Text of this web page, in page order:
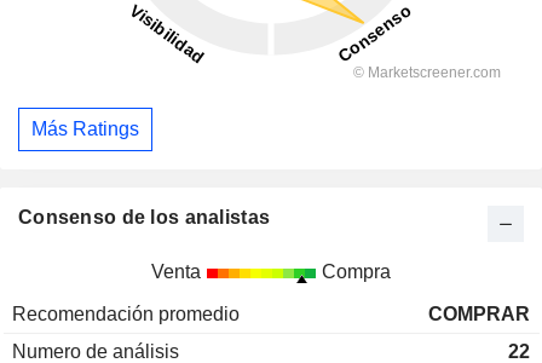
Más Ratings
Consenso de los analistas
Venta Compra
Recomendación promedio
COMPRAR
Numero de análisis
22